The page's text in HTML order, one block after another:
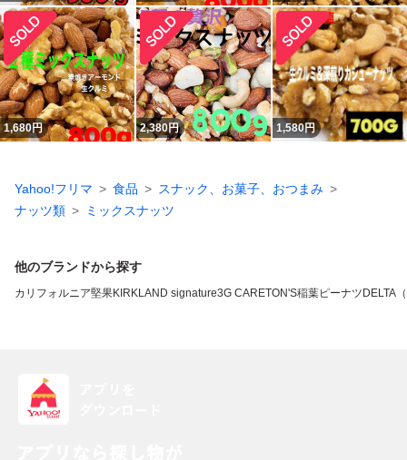
1,680円 2,380円 1,580円
Yahoo!フリマ 食品
スナック、お菓子、おつまみ
ナッツ類
ミックスナッツ
他のブランドから探す
カリフォルニア堅果KIRKLAND signature3G CARETON'S稲葉ピーナツ DELTA